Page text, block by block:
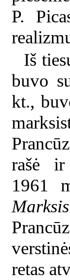
P.
Iš
buvo
kt.,
rašė ir
1961
retas